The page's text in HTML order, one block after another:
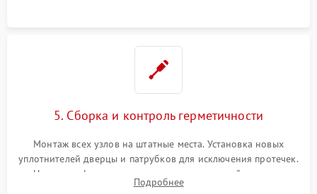
5. Сборка и контроль герметичности
Монтаж всех узлов на штатные места. Установка новых
уплотнителей дверцы и патрубков для исключения протечек.
Надежная фиксация хомутов гидравлической системы,
сборка корпуса и установка датчика поплавка.
Подробнее